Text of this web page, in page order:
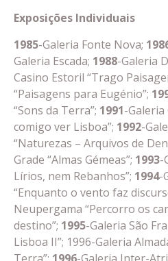
Exposições Individuais
1985-Galeria Fonte Nova;
Galeria Escada; 1988-Galeria
Casino Estoril “Trago
“Paisagens para Eugénio”;
“Sons da Terra”; 1991-Galeria
comigo ver Lisboa”; 1992-
“Naturezas – Arquivos de
Grade “Almas Gémeas”; 1993-
Lírios, nem Rebanhos”; 1994-
“Enquanto o vento faz
Neupergama “Percorro os
destino”; 1995-Galeria São
Lisboa II”; 1996-Galeria